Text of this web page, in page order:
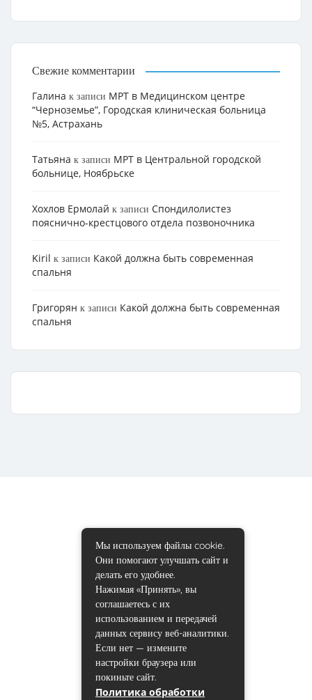
Свежие комментарии
Галина к записи МРТ в Медицинском центре
“Черноземье”, Городская клиническая больница
№5, Астрахань
Татьяна к записи МРТ в Центральной городской
больнице, Ноябрьске
Хохлов Ермолай к записи Cпондилолистез
пояснично-крестцового отдела позвоночника
Kiril к записи Какой должна быть современная
спальня
Григорян к записи Какой должна быть современная
спальня
Мы используем файлы cookie.
Они помогают улучшать сайт и
делать его удобнее.
Нажимая «Принять», вы
соглашаетесь с их
использованием и передачей
данных сервису веб-аналитики.
Если нет — измените
настройки браузера или
покиньте сайт.
Политика обработки